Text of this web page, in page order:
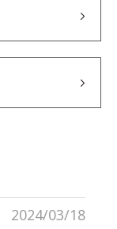
2024/03/18